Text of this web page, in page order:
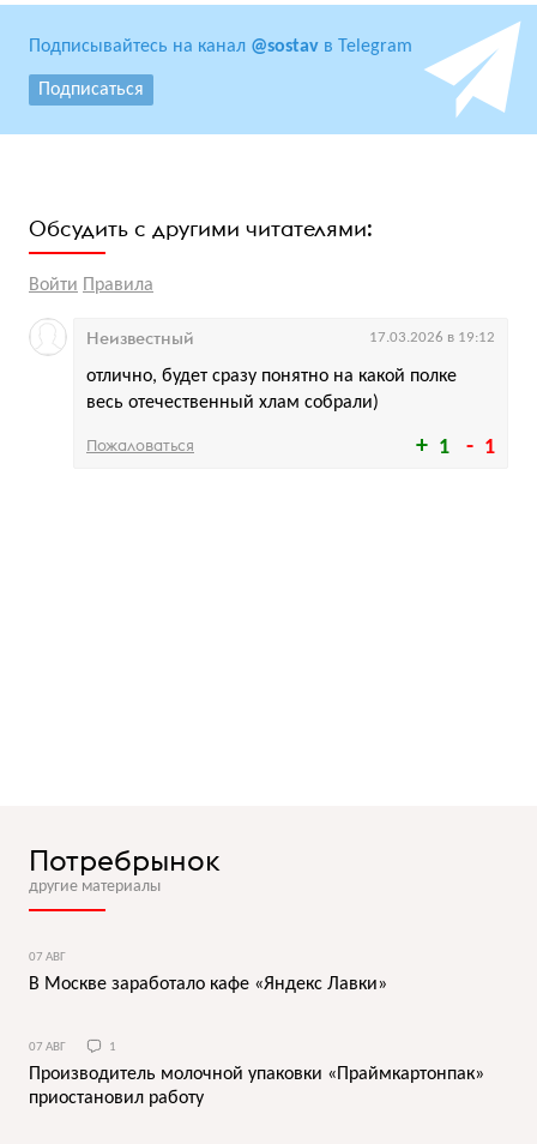
Подписывайтесь на канал @sostav в Telegram
Подписаться
Обсудить с другими читателями:
Войти Правила
1 1
отлично, будет сразу понятно на какой полке
весь отечественный хлам собрали)
Неизвестный 17.03.2026 в 19:12
Пожаловаться
Потребрынок
другие материалы
07 АВГ
В Москве заработало кафе «Яндекс Лавки»
07 АВГ 1
Производитель молочной упаковки «Праймкартонпак»
приостановил работу